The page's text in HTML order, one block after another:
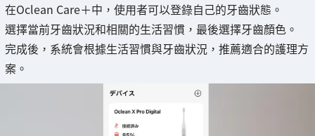
在Oclean Care＋中，使用者可以登錄自己的牙齒狀態。
選擇當前牙齒狀況和相關的生活習慣，最後選擇牙齒顏色。
完成後，系統會根據生活習慣與牙齒狀況，推薦適合的護理方
案。